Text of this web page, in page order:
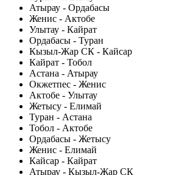
Атырау - Ордабасы
Женис - Актобе
Улытау - Кайрат
Ордабасы - Туран
Кызыл-Жар СК - Кайсар
Кайрат - Тобол
Астана - Атырау
Окжетпес - Женис
Актобе - Улытау
Жетысу - Елимай
Туран - Астана
Тобол - Актобе
Ордабасы - Жетысу
Женис - Елимай
Кайсар - Кайрат
Атырау - Кызыл-Жар СК